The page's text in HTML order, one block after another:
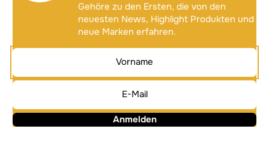
Gehöre zu den Ersten, die von den
neuesten News, Highlight Produkten und
neue Marken erfahren.
Anmelden